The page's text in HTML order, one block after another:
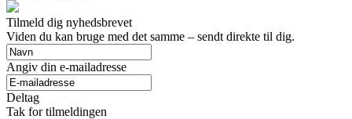
Tilmeld dig nyhedsbrevet
Viden du kan bruge med det samme – sendt direkte til dig.
Angiv din e-mailadresse
Deltag
Tak for tilmeldingen